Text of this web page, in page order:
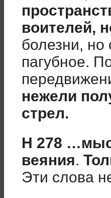
воителей,
болезни,
пагубное.
нежели
стрел.
Н 278
веяния.
Эти слова